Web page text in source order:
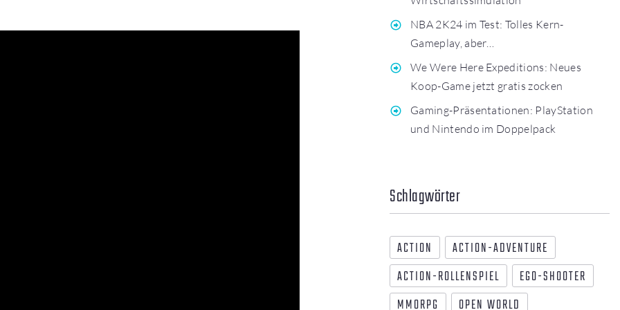
NBA 2K24 im Test: Tolles Kern-
Gameplay, aber…
We Were Here Expeditions: Neues
Koop-Game jetzt gratis zocken
Gaming-Präsentationen: PlayStation
und Nintendo im Doppelpack
Schlagwörter
ACTION
ACTION-ADVENTURE
ACTION-ROLLENSPIEL
EGO-SHOOTER
MMORPG
OPEN WORLD